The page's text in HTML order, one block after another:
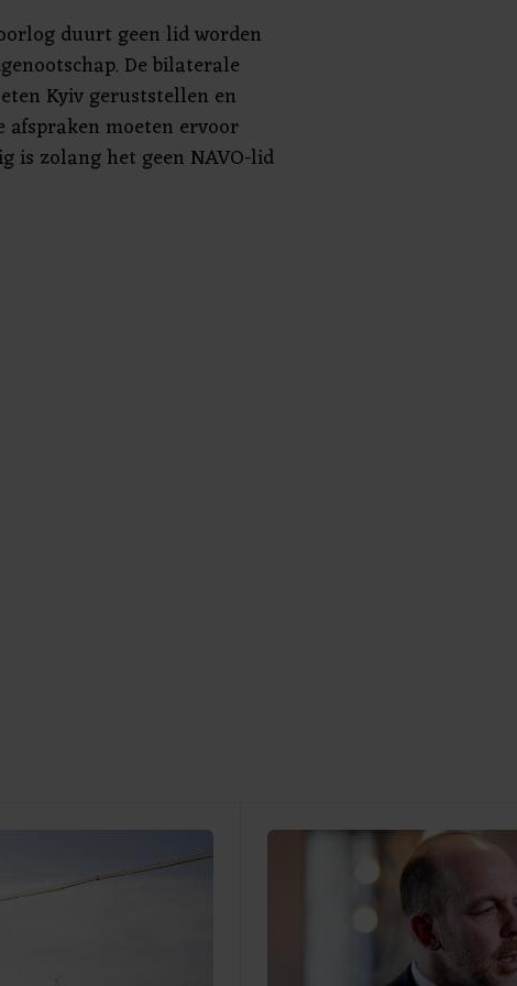
duurt geen lid worden
De bilaterale
Kyiv geruststellen en
afspraken moeten ervoor
is zolang het geen NAVO-lid